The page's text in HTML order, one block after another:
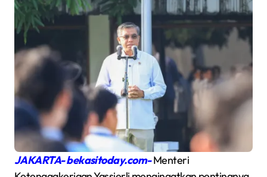
JAKARTA- bekasitoday.com-Menteri